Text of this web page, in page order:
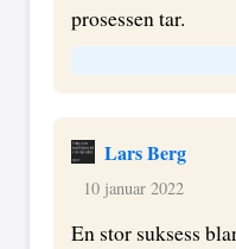
prosessen tar.
Lars Berg
10 januar 2022
En stor suksess